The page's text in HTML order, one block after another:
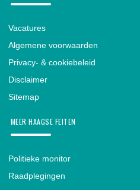
Vacatures
Algemene voorwaarden
Privacy- & cookiebeleid
Disclaimer
Sitemap
MEER HAAGSE FEITEN
Politieke monitor
Raadplegingen